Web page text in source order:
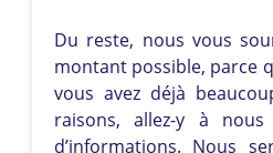
Du reste, nous vous
montant possible, parce
vous avez déjà
raisons, allez-y à
d’informations. Nous